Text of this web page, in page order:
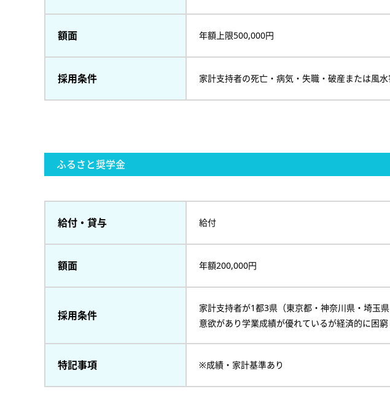
額面 年額上限500,000円
採用条件 家計支持者の死亡・病気・失職・破産または風
ふるさと奨学金
給付・貸与 給付
額面 年額200,000円
採用条件
家計支持者が1都3県（東京都・神奈川県・埼玉
意欲があり学業成績が優れているが経済的に困
特記事項 ※成績・家計基準あり